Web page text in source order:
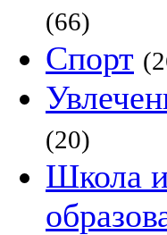
(66)
Спорт
(20)
Школа